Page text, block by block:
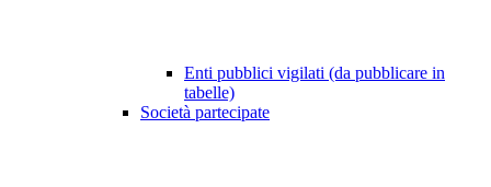
Enti pubblici vigilati (da pubblicare in
tabelle)
Società partecipate